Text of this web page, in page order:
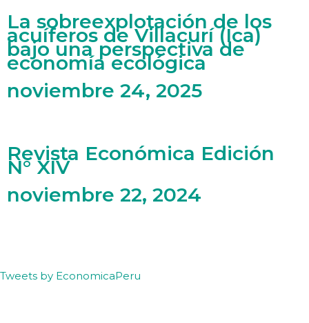
La sobreexplotación de los
acuíferos de Villacurí (Ica)
bajo una perspectiva de
economía ecológica
noviembre 24, 2025
Revista Económica Edición
N° XIV
noviembre 22, 2024
Tweets by EconomicaPeru